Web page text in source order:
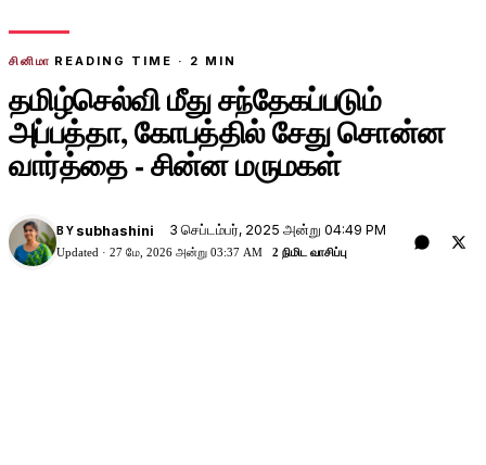
சினிமா READING TIME · 2 MIN
தமிழ்செல்வி மீது சந்தேகப்படும்
அப்பத்தா, கோபத்தில் சேது சொன்ன
வார்த்தை - சின்ன மருமகள்
BY subhashini 3 செப்டம்பர், 2025 அன்று 04:49 PM
Updated · 27 மே, 2026 அன்று 03:37 AM 2 நிமிட வாசிப்பு